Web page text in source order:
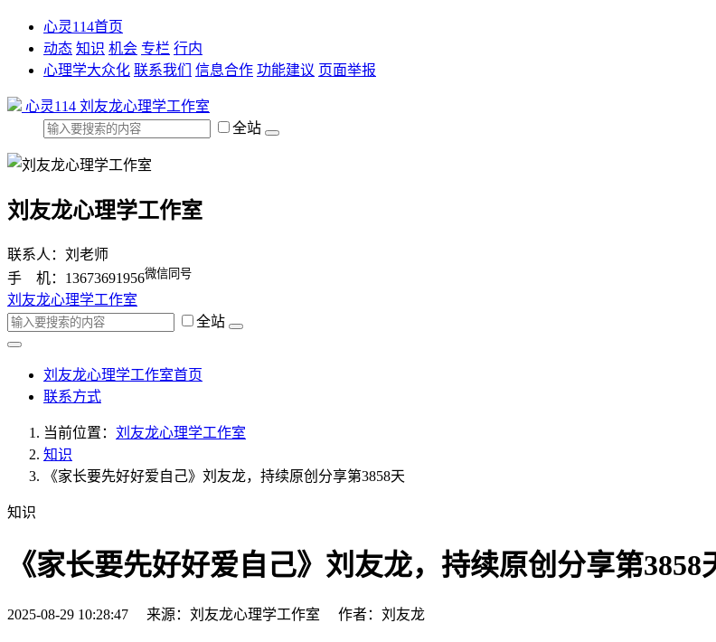
心灵114首页
动态 知识 机会 专栏 行内
心理学大众化 联系我们 信息合作 功能建议 页面举报
心灵114 刘友龙心理学工作室
全站
刘友龙心理学工作室
联系人：刘老师
手 机：13673691956微信同号
刘友龙心理学工作室
全站
刘友龙心理学工作室首页
联系方式
当前位置： 刘友龙心理学工作室
知识
《家长要先好好爱自己》刘友龙，持续原创分享第3858天
知识
《家长要先好好爱自己》刘友龙，持续原创分享第3858
2025-08-29 10:28:47 来源：刘友龙心理学工作室 作者：刘友龙